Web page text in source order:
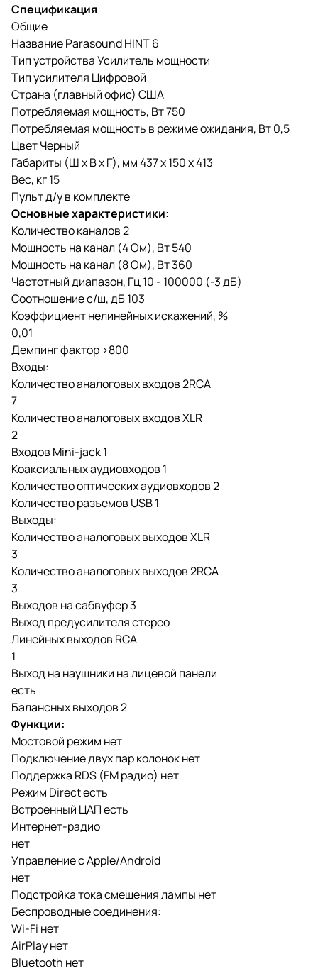
Спецификация
Общие
Название Parasound HINT 6
Тип устройства Усилитель мощности
Тип усилителя Цифровой
Страна (главный офис) США
Потребляемая мощность, Вт 750
Потребляемая мощность в режиме ожидания, Вт 0,5
Цвет Черный
Габариты (Ш х В х Г), мм 437 х 150 х 413
Вес, кг 15
Пульт д/у в комплекте
Основные характеристики:
Количество каналов 2
Мощность на канал (4 Ом), Вт 540
Мощность на канал (8 Ом), Вт 360
Частотный диапазон, Гц 10 - 100000 (-3 дБ)
Соотношение с/ш, дБ 103
Коэффициент нелинейных искажений, %
0,01
Демпинг фактор >800
Входы:
Количество аналоговых входов 2RCA
7
Количество аналоговых входов XLR
2
Входов Mini-jack 1
Коаксиальных аудиовходов 1
Количество оптических аудиовходов 2
Количество разъемов USB 1
Выходы:
Количество аналоговых выходов XLR
3
Количество аналоговых выходов 2RCA
3
Выходов на сабвуфер 3
Выход предусилителя стерео
Линейных выходов RCA
1
Выход на наушники на лицевой панели
есть
Балансных выходов 2
Функции:
Мостовой режим нет
Подключение двух пар колонок нет
Поддержка RDS (FM радио) нет
Режим Direct есть
Встроенный ЦАП есть
Интернет-радио
нет
Управление с Apple/Android
нет
Подстройка тока смещения лампы нет
Беспроводные соединения:
Wi-Fi нет
AirPlay нет
Bluetooth нет